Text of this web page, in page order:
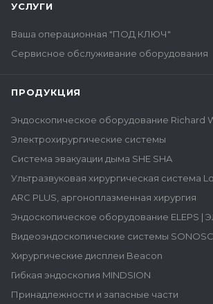
УСЛУГИ
Ваша операционная "ПОД КЛЮЧ"
Сервисное обслуживание оборудования
ПРОДУКЦИЯ
Эндоскопическое оборудование Richard
Электрохирургические системы
Система эвакуации дыма SHE SHA
Ультразвуковая хирургическая система
ARC PLUS, аргоноплазменная хирургия
Эндоскопическое оборудование ELEPS |
Видеоэндоскопические системы
Хирургические дисплеи Beacon
Гибкая эндоскопия MINDSION
Принадлежности и запасные части